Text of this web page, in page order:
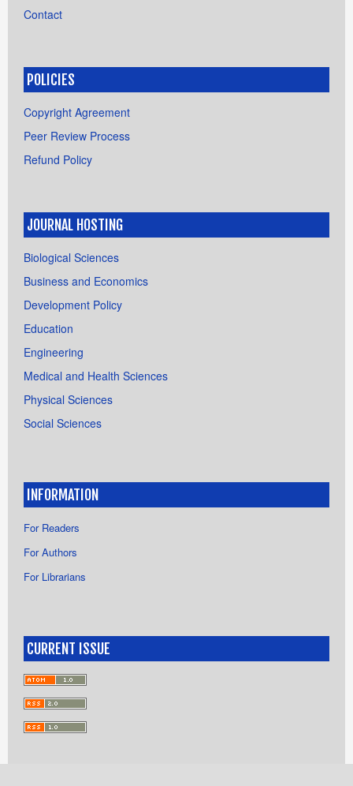
Contact
POLICIES
Copyright Agreement
Peer Review Process
Refund Policy
JOURNAL HOSTING
Biological Sciences
Business and Economics
Development Policy
Education
Engineering
Medical and Health Sciences
Physical Sciences
Social Sciences
INFORMATION
For Readers
For Authors
For Librarians
CURRENT ISSUE